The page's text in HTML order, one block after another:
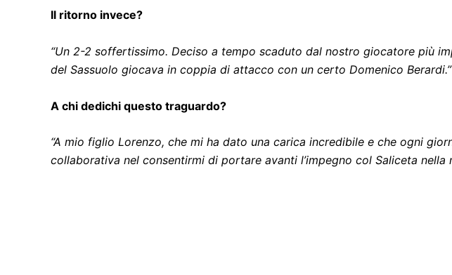
Il ritorno invece?
“Un 2-2 soffertissimo. Deciso a tempo scaduto dal nostro giocatore più
del Sassuolo giocava in coppia di attacco con un certo Domenico Berardi.”
A chi dedichi questo traguardo?
“A mio figlio Lorenzo, che mi ha dato una carica incredibile e che ogni
collaborativa nel consentirmi di portare avanti l’impegno col Saliceta nella